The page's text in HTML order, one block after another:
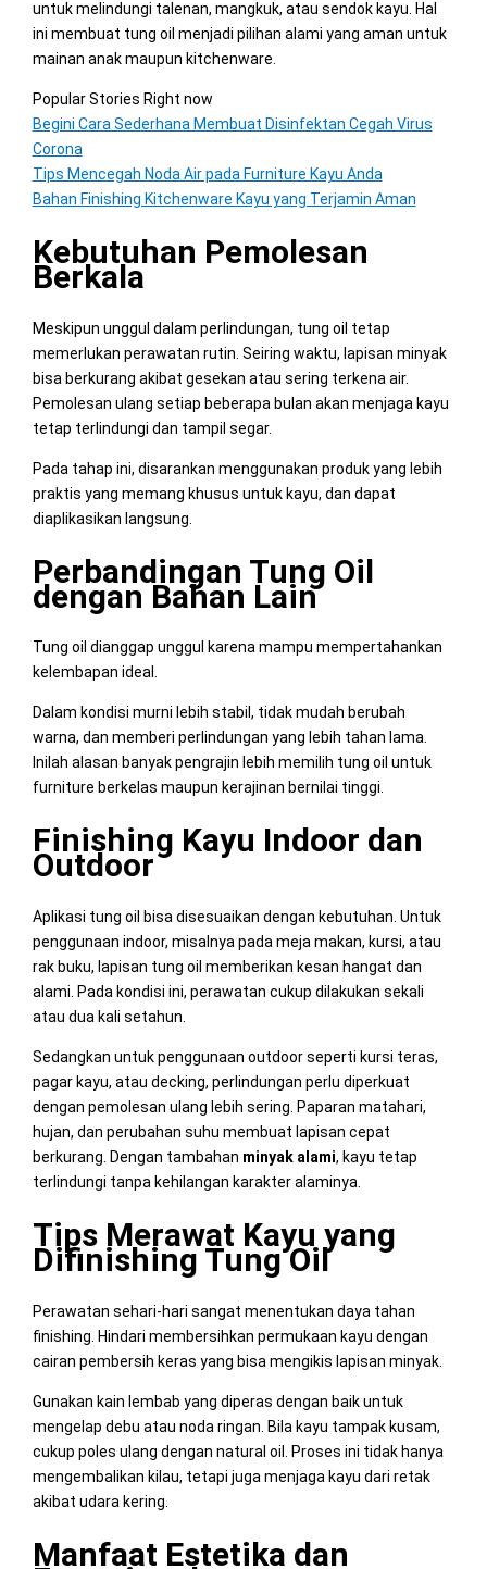
untuk melindungi talenan, mangkuk, atau sendok kayu. Hal
ini membuat tung oil menjadi pilihan alami yang aman untuk
mainan anak maupun kitchenware.
Popular Stories Right now
Begini Cara Sederhana Membuat Disinfektan Cegah Virus
Corona
Tips Mencegah Noda Air pada Furniture Kayu Anda
Bahan Finishing Kitchenware Kayu yang Terjamin Aman
Kebutuhan Pemolesan
Berkala
Meskipun unggul dalam perlindungan, tung oil tetap
memerlukan perawatan rutin. Seiring waktu, lapisan minyak
bisa berkurang akibat gesekan atau sering terkena air.
Pemolesan ulang setiap beberapa bulan akan menjaga kayu
tetap terlindungi dan tampil segar.
Pada tahap ini, disarankan menggunakan produk yang lebih
praktis yang memang khusus untuk kayu, dan dapat
diaplikasikan langsung.
Perbandingan Tung Oil
dengan Bahan Lain
Tung oil dianggap unggul karena mampu mempertahankan
kelembapan ideal.
Dalam kondisi murni lebih stabil, tidak mudah berubah
warna, dan memberi perlindungan yang lebih tahan lama.
Inilah alasan banyak pengrajin lebih memilih tung oil untuk
furniture berkelas maupun kerajinan bernilai tinggi.
Finishing Kayu Indoor dan
Outdoor
Aplikasi tung oil bisa disesuaikan dengan kebutuhan. Untuk
penggunaan indoor, misalnya pada meja makan, kursi, atau
rak buku, lapisan tung oil memberikan kesan hangat dan
alami. Pada kondisi ini, perawatan cukup dilakukan sekali
atau dua kali setahun.
Sedangkan untuk penggunaan outdoor seperti kursi teras,
pagar kayu, atau decking, perlindungan perlu diperkuat
dengan pemolesan ulang lebih sering. Paparan matahari,
hujan, dan perubahan suhu membuat lapisan cepat
berkurang. Dengan tambahan minyak alami, kayu tetap
terlindungi tanpa kehilangan karakter alaminya.
Tips Merawat Kayu yang
Difinishing Tung Oil
Perawatan sehari-hari sangat menentukan daya tahan
finishing. Hindari membersihkan permukaan kayu dengan
cairan pembersih keras yang bisa mengikis lapisan minyak.
Gunakan kain lembab yang diperas dengan baik untuk
mengelap debu atau noda ringan. Bila kayu tampak kusam,
cukup poles ulang dengan natural oil. Proses ini tidak hanya
mengembalikan kilau, tetapi juga menjaga kayu dari retak
akibat udara kering.
Manfaat Estetika dan